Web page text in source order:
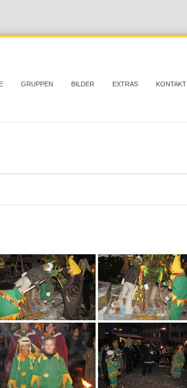
GRUPPEN BILDER EXTRAS KONTAKT